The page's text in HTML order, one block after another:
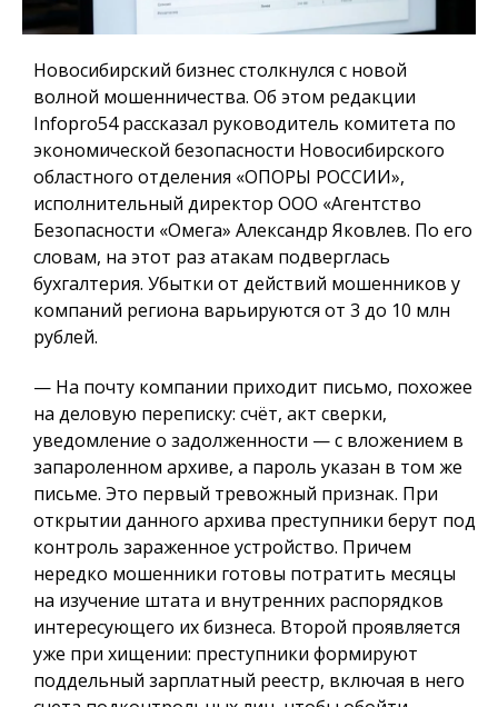
Новосибирский бизнес столкнулся с новой
волной мошенничества. Об этом редакции
Infopro54 рассказал руководитель комитета по
экономической безопасности Новосибирского
областного отделения «ОПОРЫ РОССИИ»,
исполнительный директор ООО «Агентство
Безопасности «Омега» Александр Яковлев. По его
словам, на этот раз атакам подверглась
бухгалтерия. Убытки от действий мошенников у
компаний региона варьируются от 3 до 10 млн
рублей.
— На почту компании приходит письмо, похожее
на деловую переписку: счёт, акт сверки,
уведомление о задолженности — с вложением в
запароленном архиве, а пароль указан в том же
письме. Это первый тревожный признак. При
открытии данного архива преступники берут под
контроль зараженное устройство. Причем
нередко мошенники готовы потратить месяцы
на изучение штата и внутренних распорядков
интересующего их бизнеса. Второй проявляется
уже при хищении: преступники формируют
поддельный зарплатный реестр, включая в него